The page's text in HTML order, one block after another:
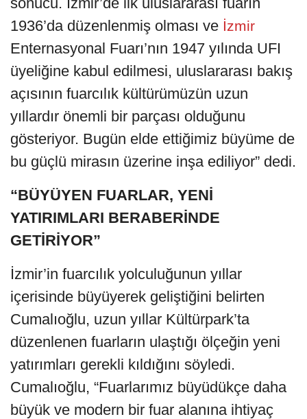
1936’da düzenlenmiş olması ve İzmir
Enternasyonal Fuarı’nın 1947 yılında UFI
üyeliğine kabul edilmesi, uluslararası bakış
açısının fuarcılık kültürümüzün uzun
yıllardır önemli bir parçası olduğunu
gösteriyor. Bugün elde ettiğimiz büyüme de
bu güçlü mirasın üzerine inşa ediliyor” dedi.
“BÜYÜYEN FUARLAR, YENİ
YATIRIMLARI BERABERİNDE
GETİRİYOR”
İzmir’in fuarcılık yolculuğunun yıllar
içerisinde büyüyerek geliştiğini belirten
Cumalıoğlu, uzun yıllar Kültürpark’ta
düzenlenen fuarların ulaştığı ölçeğin yeni
yatırımları gerekli kıldığını söyledi.
Cumalıoğlu, “Fuarlarımız büyüdükçe daha
büyük ve modern bir fuar alanına ihtiyaç